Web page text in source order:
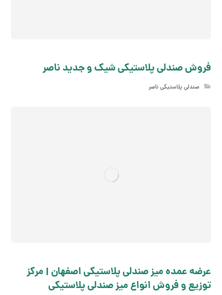
فروش صندلی پلاستیکی شیک و جدید ناصر
صندلی پلاستیکی ناصر
عرضه عمده میز صندلی پلاستیکی اصفهان | مرکز
توزیع و فروش انواع میز صندلی پلاستیکی